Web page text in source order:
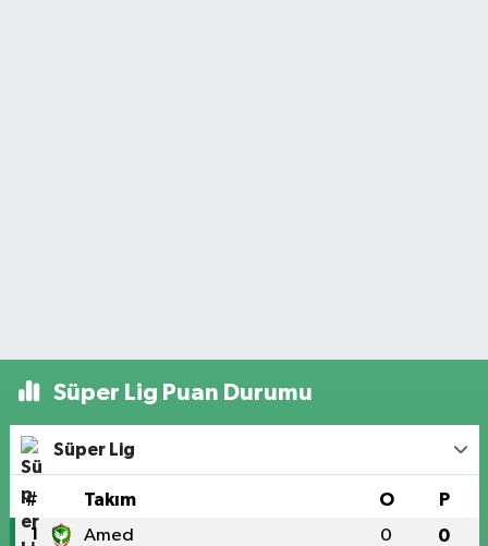
Süper Lig Puan Durumu
Süper Lig
# Takım O P
1 Amed 0 0